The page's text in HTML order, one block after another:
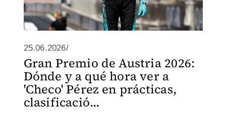
25.06.2026/
Gran Premio de Austria 2026:
Dónde y a qué hora ver a
'Checo' Pérez en prácticas,
clasificació...